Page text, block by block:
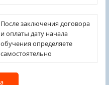
После заключения договора
и оплаты дату начала
обучения определяете
самостоятельно